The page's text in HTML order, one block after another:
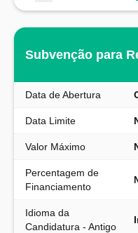
Subvenção para
Data de Abertura
Data Limite
Valor Máximo
Percentagem de
Financiamento
Idioma da
Candidatura - Antigo